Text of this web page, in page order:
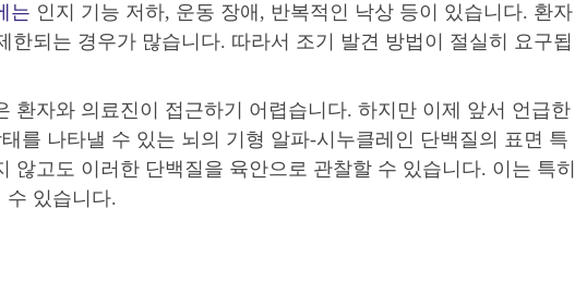
는 인지 기능 저하, 운동 장애, 반복적인 낙상 등이 있습니다. 환자
되는 경우가 많습니다. 따라서 조기 발견 방법이 절실히 요구됩
자와 의료진이 접근하기 어렵습니다. 하지만 이제 앞서 언급한
를 나타낼 수 있는 뇌의 기형 알파-시누클레인 단백질의 표면 특
고도 이러한 단백질을 육안으로 관찰할 수 있습니다. 이는 특히
수 있습니다.